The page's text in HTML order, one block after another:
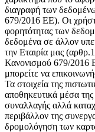
διαγραφή των
679/2016 ΕΕ). Οι
φορητότητας των
δεδομένα σε άλλον
την Εταιρία μας
Κανονισμού 679/2016
μπορείτε να
Τα στοιχεία της
αποθηκευτικά μέσα της
συναλλαγής αλλά
περιβάλλον της
δρομολόγηση των